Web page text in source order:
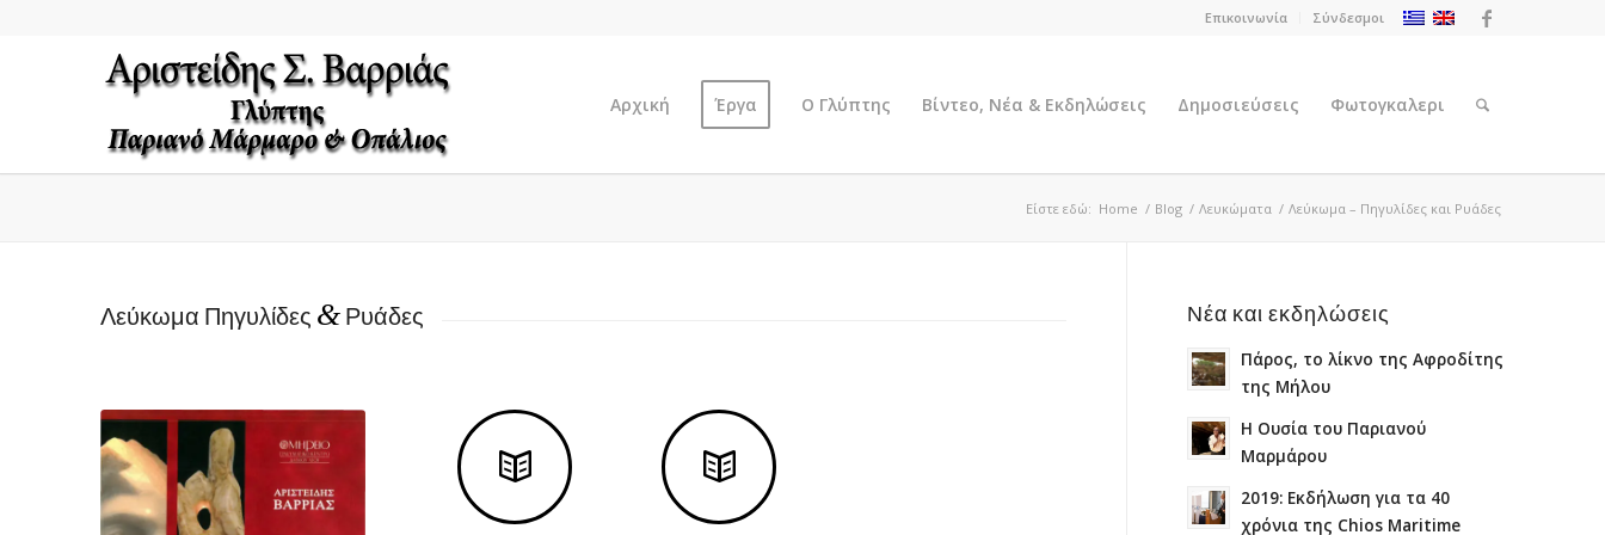
Επικοινωνία Σύνδεσμοι
Αρχική Έργα Ο Γλύπτης Βίντεο, Νέα & Εκδηλώσεις Δημοσιεύσεις Φωτογκαλερι
Είστε εδώ: Home / Blog / Λευκώματα / Λεύκωμα – Πηγυλίδες και Ρυάδες
Λεύκωμα Πηγυλίδες &Ρυάδες Νέα και εκδηλώσεις
Πάρος, το λίκνο της Αφροδίτης
της Μήλου
Η Ουσία του Παριανού
Μαρμάρου
2019: Εκδήλωση για τα 40
χρόνια της Chios Maritime